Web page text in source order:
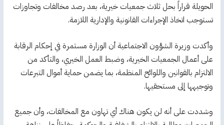
الحويلة قراراً بحل ثلاث جمعيات خيرية، بعد رصد مخالفات وتجاوزات
تستوجب اتخاذ الإجراءات القانونية والإدارية اللازمة.
وأكدت وزيرة الشؤون الاجتماعية أن الوزارة مستمرة في إحكام الرقابة
على أعمال الجمعيات الخيرية، وضبط العمل الخيري، والتأكد من
الالتزام بالقوانين واللوائح المنظمة، بما يضمن حماية أموال التبرعات
وتوجيهها إلى مستحقيها.
وشددت على أنه لن يكون هناك أي تهاون مع المخالفات، وأن جميع